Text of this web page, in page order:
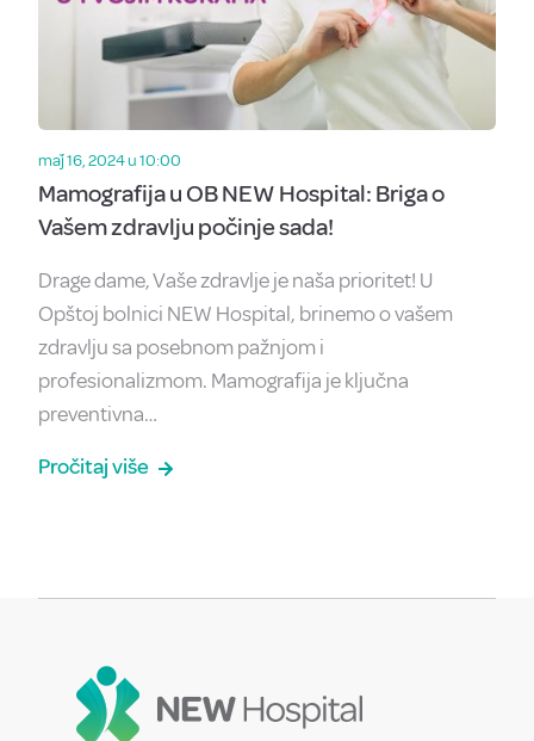
maǰ 16, 2024 u 10:00
Mamografija u OB NEW Hospital: Briga o
Vašem zdravlju počinje sada!
Drage dame, Vaše zdravlje je naša prioritet! U
Opštoj bolnici NEW Hospital, brinemo o vašem
zdravlju sa posebnom pažnjom i
profesionalizmom. Mamografija je ključna
preventivna…
Pročitaj više